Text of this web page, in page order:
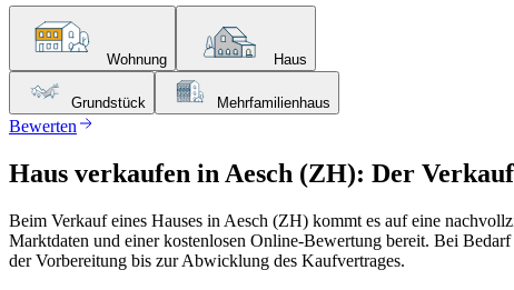
Wohnung Haus
Grundstück Mehrfamilienhaus
Bewerten
Haus verkaufen in Aesch (ZH): Der
Beim Verkauf eines Hauses in Aesch (ZH) kommt es auf eine
Marktdaten und einer kostenlosen Online-Bewertung bereit. Bei
der Vorbereitung bis zur Abwicklung des Kaufvertrages.